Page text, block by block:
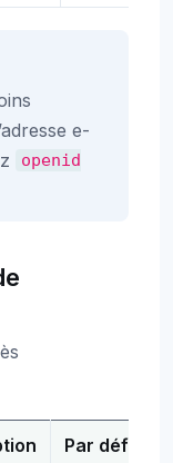
e-
openid
Par défaut